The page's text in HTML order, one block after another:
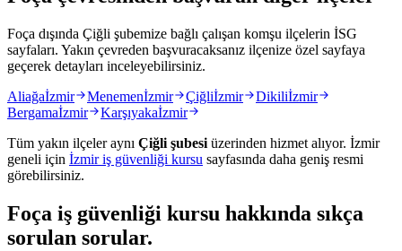
Foça dışında Çiğli şubemize bağlı çalışan komşu ilçelerin İSG
sayfaları. Yakın çevreden başvuracaksanız ilçenize özel sayfaya
geçerek detayları inceleyebilirsiniz.
Aliağaİzmir Menemenİzmir Çiğliİzmir Dikiliİzmir
Bergamaİzmir Karşıyakaİzmir
Tüm yakın ilçeler aynı Çiğli şubesi üzerinden hizmet alıyor. İzmir
geneli için İzmiriş güvenliği kursu sayfasında daha geniş resmi
görebilirsiniz.
Foça iş güvenliği kursu hakkında sıkça
sorulan sorular.